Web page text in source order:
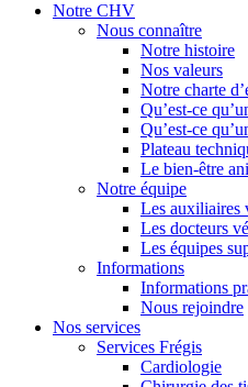
Notre CHV
Nous connaître
Notre histoire
Nos valeurs
Notre charte
Qu’est-ce
Qu’est-ce
Plateau
Le bien-être
Notre équipe
Les auxiliaires
Les docteurs
Les équipes
Informations
Informations
Nous rejoindre
Nos services
Services Frégis
Cardiologie